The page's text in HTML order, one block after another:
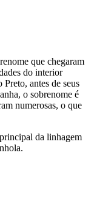
que chegaram
do interior
antes de seus
o sobrenome é
numerosas, o que
da linhagem